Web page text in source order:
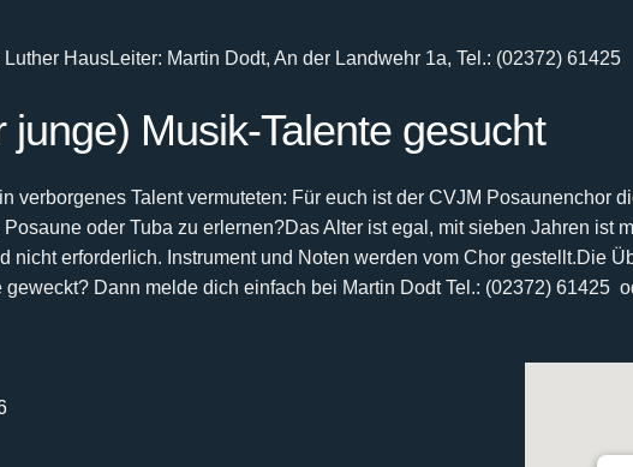
HausLeiter: Martin Dodt, An der Landwehr 1a, Tel.: (02372) 61425
Musik-Talente gesucht
verborgenes Talent vermuteten: Für euch ist der CVJM Posaunenchor
Posaune oder Tuba zu erlernen?Das Alter ist egal, mit sieben Jahren ist
nicht erforderlich. Instrument und Noten werden vom Chor gestellt.Die
geweckt? Dann melde dich einfach bei Martin Dodt Tel.: (02372) 61425